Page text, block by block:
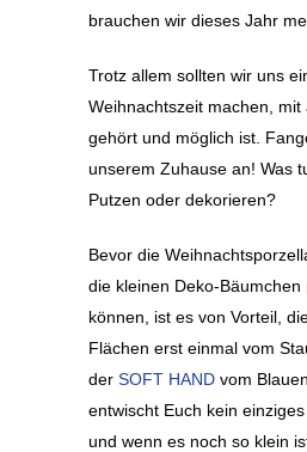
brauchen wir dieses Jahr
Trotz allem sollten wir uns
Weihnachtszeit machen, mit
gehört und möglich ist.
unserem Zuhause an! Was
Putzen oder dekorieren?
Bevor die
die kleinen Deko-Bäumchen
können, ist es von Vorteil,
Flächen erst einmal vom
der SOFT HAND vom
entwischt Euch kein
und wenn es noch so klein